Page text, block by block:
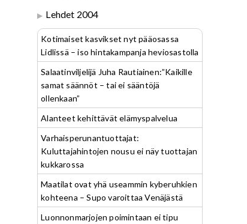
Lehdet 2004
Kotimaiset kasvikset nyt pääosassa
Lidlissä – iso hintakampanja heviosastolla
Salaatinviljelijä Juha Rautiainen:”Kaikille
samat säännöt – tai ei sääntöjä
ollenkaan”
Alanteet kehittävät elämyspalvelua
Varhaisperunantuottajat:
Kuluttajahintojen nousu ei näy tuottajan
kukkarossa
Maatilat ovat yhä useammin kyberuhkien
kohteena – Supo varoittaa Venäjästä
Luonnonmarjojen poimintaan ei tipu